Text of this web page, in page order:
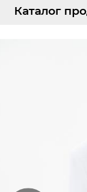
Каталог